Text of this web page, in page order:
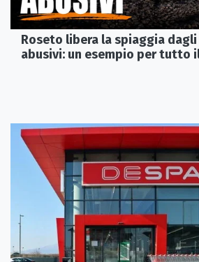
Roseto libera la spiaggia
abusivi: un esempio per tutto